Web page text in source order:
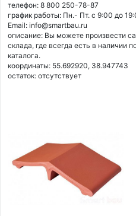
телефон: 8 800 250-78-87
график работы: Пн.- Пт. с 9:00 до
Email: info@smartbau.ru
описание: Вы можете произвести
склада, где всегда есть в наличии
каталога.
координаты: 55.692920, 38.947743
остаток: отсутствует